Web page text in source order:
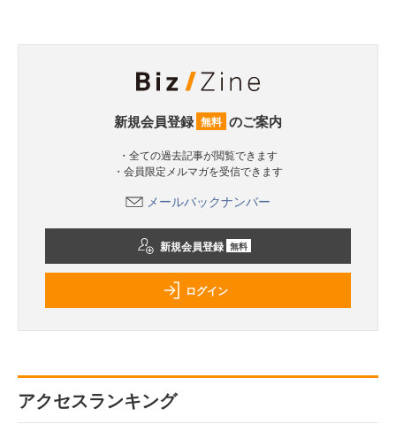
新規会員登録 無料 のご案内
・全ての過去記事が閲覧できます
・会員限定メルマガを受信できます
メールバックナンバー
新規会員登録 無料
ログイン
アクセスランキング